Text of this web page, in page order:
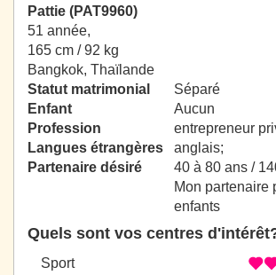
Pattie (PAT9960)
51 année,
165 cm / 92 kg
Bangkok, Thaïlande
Statut matrimonial
Séparé
Enfant
Aucun
Profession
entrepreneur
Langues étrangères
anglais;
Partenaire désiré
40 à 80 ans /
Mon partenaire
enfants
Quels sont vos centres
Sport